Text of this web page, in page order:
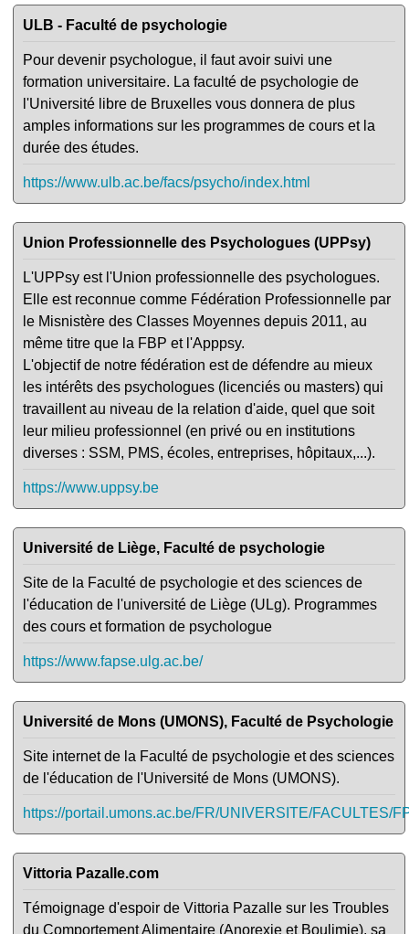
ULB - Faculté de psychologie
Pour devenir psychologue, il faut avoir suivi une
formation universitaire. La faculté de psychologie de
l'Université libre de Bruxelles vous donnera de plus
amples informations sur les programmes de cours et la
durée des études.
https://www.ulb.ac.be/facs/psycho/index.html
Union Professionnelle des Psychologues (UPPsy)
L'UPPsy est l'Union professionnelle des psychologues.
Elle est reconnue comme Fédération Professionnelle par
le Misnistère des Classes Moyennes depuis 2011, au
même titre que la FBP et l'Apppsy.
L'objectif de notre fédération est de défendre au mieux
les intérêts des psychologues (licenciés ou masters) qui
travaillent au niveau de la relation d'aide, quel que soit
leur milieu professionnel (en privé ou en institutions
diverses : SSM, PMS, écoles, entreprises, hôpitaux,...).
https://www.uppsy.be
Université de Liège, Faculté de psychologie
Site de la Faculté de psychologie et des sciences de
l'éducation de l'université de Liège (ULg). Programmes
des cours et formation de psychologue
https://www.fapse.ulg.ac.be/
Université de Mons (UMONS), Faculté de Psychologie
Site internet de la Faculté de psychologie et des sciences
de l'éducation de l'Université de Mons (UMONS).
https://portail.umons.ac.be/FR/UNIVERSITE/FACULTES/
Vittoria Pazalle.com
Témoignage d'espoir de Vittoria Pazalle sur les Troubles
du Comportement Alimentaire (Anorexie et Boulimie), sa